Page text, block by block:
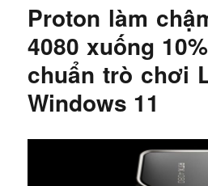
Proton làm
4080 xuống
chuẩn trò chơi
Windows 11